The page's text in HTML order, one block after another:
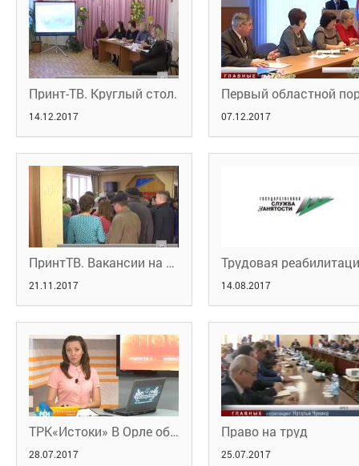
Принт-ТВ. Круглый стол.
14.12.2017 07.12.2017
ПринтТВ. Вакансии на выбор.
21.11.2017 14.08.2017
ТРК«Истоки» В Орле обсудили вопросы социально-трудовых отношений
28.07.2017
Право на труд
25.07.2017